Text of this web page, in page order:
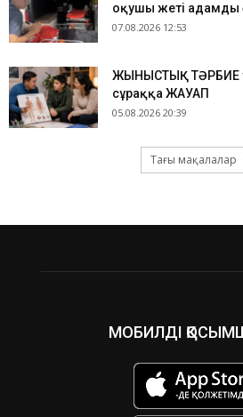
оқушы жеті адамды
07.08.2026 12:53
ЖЫНЫСТЫҚ ТӘРБИЕ
сұраққа ЖАУАП
05.08.2026 20:39
Тағы мақалалар
МОБИЛДІ